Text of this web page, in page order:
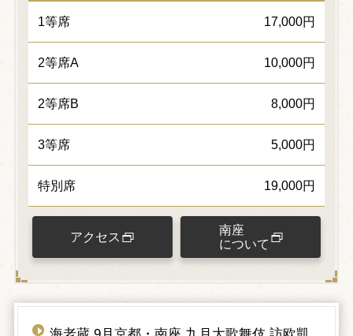
1等席 17,000円
2等席A 10,000円
2等席B 8,000円
3等席 5,000円
特別席 19,000円
アクセス
南座
について